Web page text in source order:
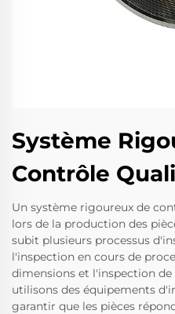
Système
Contrôle
Un système rigoureux de
lors de la production des
subit plusieurs processus
l'inspection en cours de
dimensions et l'inspection de
utilisons des équipements
garantir que les pièces